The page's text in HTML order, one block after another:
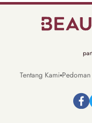
Tentang Kami